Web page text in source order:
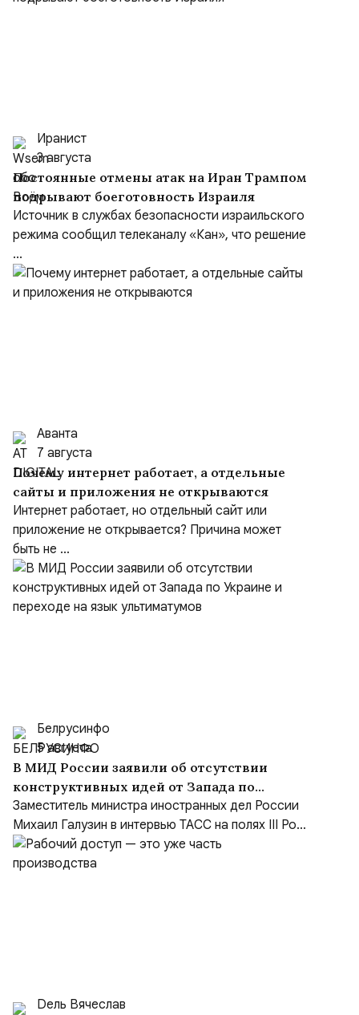
Иранист
3 августа
Постоянные отмены атак на Иран Трампом
подрывают боеготовность Израиля
Источник в службах безопасности израильского
режима сообщил телеканалу «Кан», что решение
...
Аванта
7 августа
Почему интернет работает, а отдельные
сайты и приложения не открываются
Интернет работает, но отдельный сайт или
приложение не открывается? Причина может
быть не ...
Белрусинфо
5 августа
В МИД России заявили об отсутствии
конструктивных идей от Запада по
Украине и переходе на язык ультиматумов
Заместитель министра иностранных дел России
Михаил Галузин в интервью ТАСС на полях III Ро...
Dель Вячеслав